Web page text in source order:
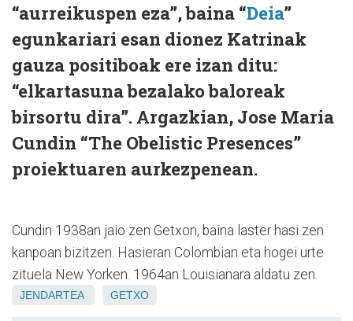
“aurreikuspen eza”, baina “Deia”
egunkariari esan dionez Katrinak
gauza positiboak ere izan ditu:
“elkartasuna bezalako baloreak
birsortu dira”. Argazkian, Jose Maria
Cundin “The Obelistic Presences”
proiektuaren aurkezpenean.
Cundin 1938an jaio zen Getxon, baina laster hasi zen
kanpoan bizitzen. Hasieran Colombian eta hogei urte
zituela New Yorken. 1964an Louisianara aldatu zen.
JENDARTEA GETXO